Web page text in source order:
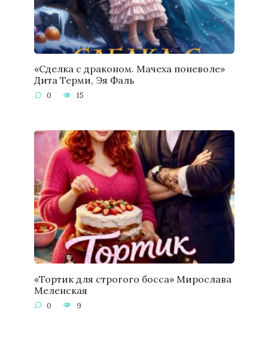
«Сделка с драконом. Мачеха поневоле»
Дита Терми, Эя Фаль
0 15
«Тортик для строгого босса» Мирослава
Меленская
0 9